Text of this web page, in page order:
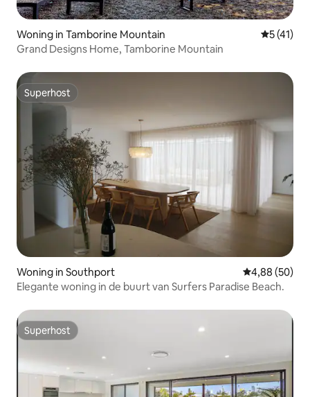
Woning in Tamborine Mountain
5 (41)
Grand Designs Home, Tamborine Mountain
Superhost
Superhost
Woning in Southport Gemiddelde
4,88 (50)
Elegante woning in de buurt van Surfers Paradise Beach.
Superhost
Superhost